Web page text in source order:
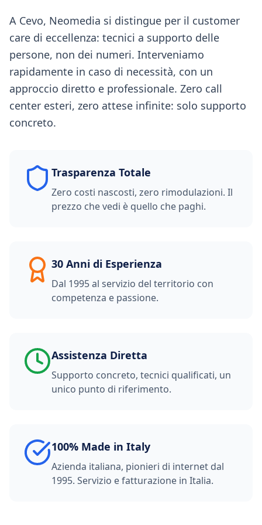
A Cevo, Neomedia si distingue per il customer
care di eccellenza: tecnici a supporto delle
persone, non dei numeri. Interveniamo
rapidamente in caso di necessità, con un
approccio diretto e professionale. Zero call
center esteri, zero attese infinite: solo supporto
concreto.
Trasparenza Totale
Zero costi nascosti, zero rimodulazioni. Il
prezzo che vedi è quello che paghi.
30 Anni di Esperienza
Dal 1995 al servizio del territorio con
competenza e passione.
Assistenza Diretta
Supporto concreto, tecnici qualificati, un
unico punto di riferimento.
100% Made in Italy
Azienda italiana, pionieri di internet dal
1995. Servizio e fatturazione in Italia.